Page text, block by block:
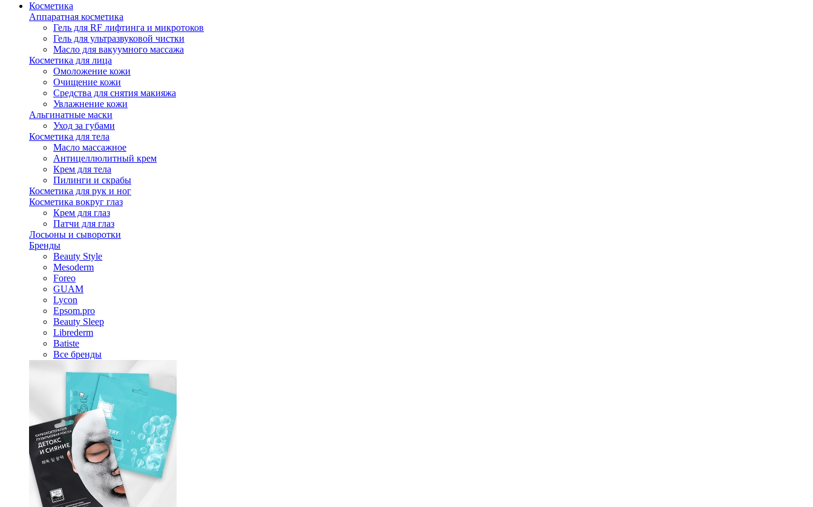
Косметика
Аппаратная косметика
Гель для RF лифтинга и микротоков
Гель для ультразвуковой чистки
Масло для вакуумного массажа
Косметика для лица
Омоложение кожи
Очищение кожи
Средства для снятия макияжа
Увлажнение кожи
Альгинатные маски
Уход за губами
Косметика для тела
Масло массажное
Антицеллюлитный крем
Крем для тела
Пилинги и скрабы
Косметика для рук и ног
Косметика вокруг глаз
Крем для глаз
Патчи для глаз
Лосьоны и сыворотки
Бренды
Beauty Style
Mesoderm
Foreo
GUAM
Lycon
Epsom.pro
Beauty Sleep
Librederm
Batiste
Все бренды